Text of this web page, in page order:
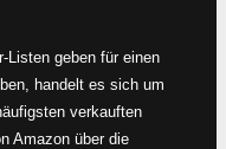
Listen geben für einen
handelt es sich um
verkauften
Amazon über die